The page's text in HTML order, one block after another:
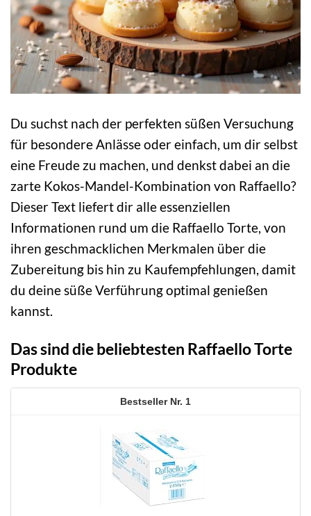
Du suchst nach der perfekten süßen Versuchung
für besondere Anlässe oder einfach, um dir selbst
eine Freude zu machen, und denkst dabei an die
zarte Kokos-Mandel-Kombination von Raffaello?
Dieser Text liefert dir alle essenziellen
Informationen rund um die Raffaello Torte, von
ihren geschmacklichen Merkmalen über die
Zubereitung bis hin zu Kaufempfehlungen, damit
du deine süße Verführung optimal genießen
kannst.
Das sind die beliebtesten Raffaello Torte
Produkte
1